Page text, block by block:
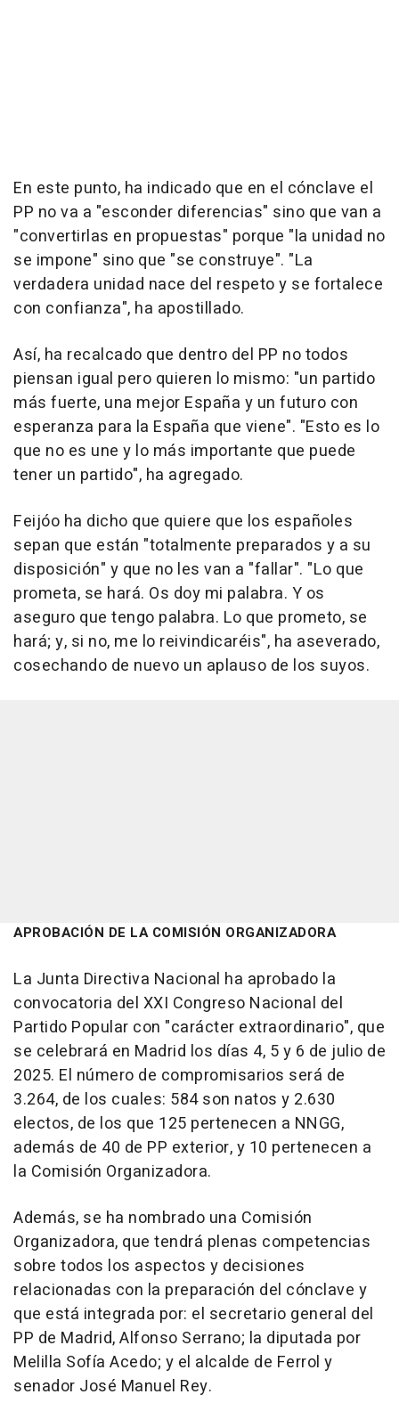
En este punto, ha indicado que en el cónclave el
PP no va a "esconder diferencias" sino que van a
"convertirlas en propuestas" porque "la unidad no
se impone" sino que "se construye". "La
verdadera unidad nace del respeto y se fortalece
con confianza", ha apostillado.
Así, ha recalcado que dentro del PP no todos
piensan igual pero quieren lo mismo: "un partido
más fuerte, una mejor España y un futuro con
esperanza para la España que viene". "Esto es lo
que no es une y lo más importante que puede
tener un partido", ha agregado.
Feijóo ha dicho que quiere que los españoles
sepan que están "totalmente preparados y a su
disposición" y que no les van a "fallar". "Lo que
prometa, se hará. Os doy mi palabra. Y os
aseguro que tengo palabra. Lo que prometo, se
hará; y, si no, me lo reivindicaréis", ha aseverado,
cosechando de nuevo un aplauso de los suyos.
APROBACIÓN DE LA COMISIÓN ORGANIZADORA
La Junta Directiva Nacional ha aprobado la
convocatoria del XXI Congreso Nacional del
Partido Popular con "carácter extraordinario", que
se celebrará en Madrid los días 4, 5 y 6 de julio de
2025. El número de compromisarios será de
3.264, de los cuales: 584 son natos y 2.630
electos, de los que 125 pertenecen a NNGG,
además de 40 de PP exterior, y 10 pertenecen a
la Comisión Organizadora.
Además, se ha nombrado una Comisión
Organizadora, que tendrá plenas competencias
sobre todos los aspectos y decisiones
relacionadas con la preparación del cónclave y
que está integrada por: el secretario general del
PP de Madrid, Alfonso Serrano; la diputada por
Melilla Sofía Acedo; y el alcalde de Ferrol y
senador José Manuel Rey.